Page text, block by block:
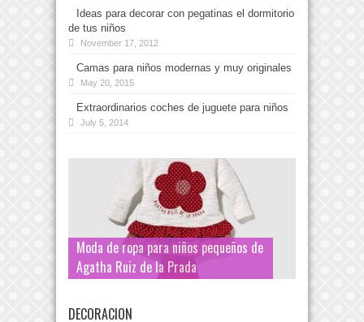
Ideas para decorar con pegatinas el dormitorio
de tus niños
November 17, 2012
Camas para niños modernas y muy originales
May 20, 2015
Extraordinarios coches de juguete para niños
July 5, 2014
Moda de ropa para niños pequeños de
Agatha Ruiz de la Prada
DECORACION